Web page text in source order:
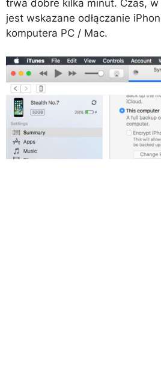
trwa dobre kilka minut. Czas,
jest wskazane odłączanie
komputera PC / Mac.